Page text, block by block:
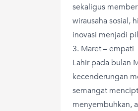
sekaligus
wirausaha sosial,
inovasi menjadi
3. Maret – empati
Lahir pada bulan
kecenderungan
semangat
menyembuhkan,